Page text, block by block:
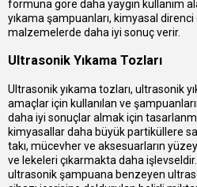
formuna göre daha yaygın kullanım
yıkama şampuanları, kimyasal
malzemelerde daha iyi sonuç verir.
Ultrasonik Yıkama Tozları
Ultrasonik yıkama tozları, ultrasonik
amaçlar için kullanılan ve
daha iyi sonuçlar almak için
kimyasallar daha büyük partiküllere
takı, mücevher ve aksesuarların
ve lekeleri çıkarmakta daha
ultrasonik şampuana benzeyen